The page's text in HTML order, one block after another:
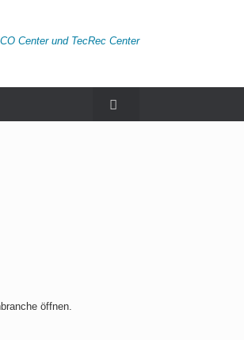
Center und TecRec Center
öffnen.